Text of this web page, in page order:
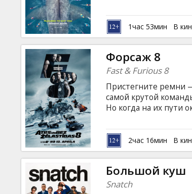
ситуации - опытный
выясняется, что ему
время тому назад.
русском языках.
1час 53мин В
Форсаж 8
Fast & Furious 8
Пристегните ремни
самой крутой
Но когда на их пути
разойдутся… Фильм
русском языках.
2час 16мин В
Большой куш
Snatch